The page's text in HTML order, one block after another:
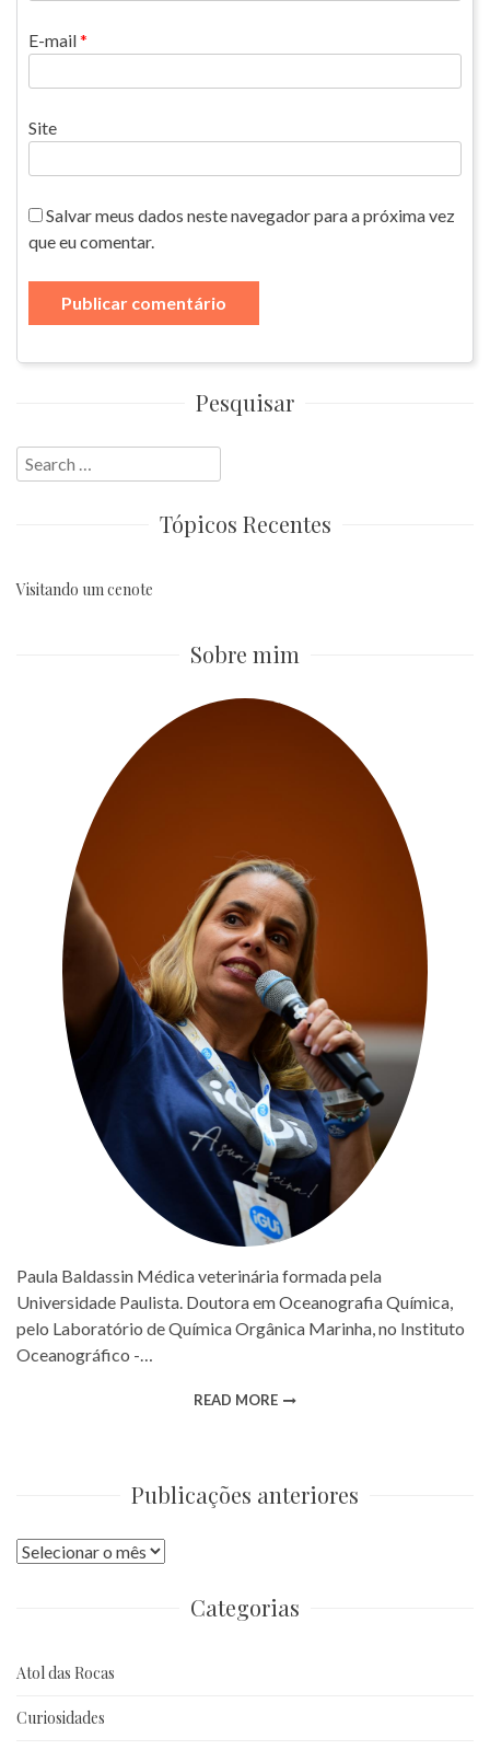
E-mail*
Site
Salvar meus dados neste navegador para a próxima vez
que eu comentar.
Pesquisar
Search
for:
Tópicos Recentes
Visitando um cenote
Sobre mim
Paula Baldassin Médica veterinária formada pela
Universidade Paulista. Doutora em Oceanografia Química,
pelo Laboratório de Química Orgânica Marinha, no Instituto
Oceanográfico -…
READ MORE
Publicações anteriores
Publicações
Categorias
Atol das Rocas
Curiosidades